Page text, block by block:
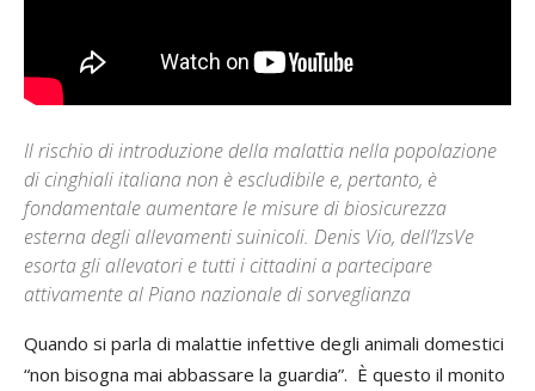
Il rischio di introduzione della malattia nella popolazione
di cinghiali italiana non è escludibile e, pertanto, è
fondamentale aumentare le misure di biosicurezza
esterna degli allevamenti suinicoli. Denis Vio, dell’IzsVe
esorta gli allevatori e tutti i cittadini a partecipare
attivamente al Piano nazionale di sorveglianza
Quando si parla di malattie infettive degli animali domestici
“non bisogna mai abbassare la guardia”. È questo il monito